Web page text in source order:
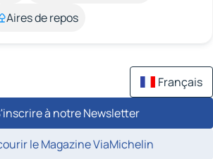
Aires de repos
Français
à notre Newsletter
le Magazine ViaMichelin